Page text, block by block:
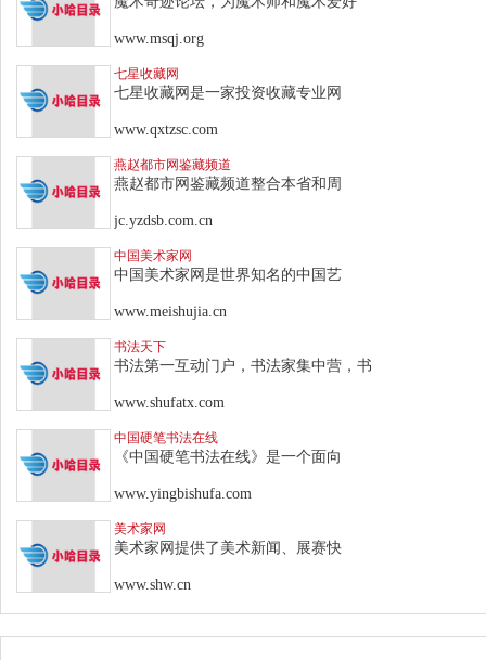
www.msqj.org
七星收藏网
七星收藏网是一家投资收藏专业网
www.qxtzsc.com
燕赵都市网鉴藏频道
燕赵都市网鉴藏频道整合本省和周
jc.yzdsb.com.cn
中国美术家网
中国美术家网是世界知名的中国艺
www.meishujia.cn
书法天下
书法第一互动门户，书法家集中营，书
www.shufatx.com
中国硬笔书法在线
《中国硬笔书法在线》是一个面向
www.yingbishufa.com
美术家网
美术家网提供了美术新闻、展赛快
www.shw.cn